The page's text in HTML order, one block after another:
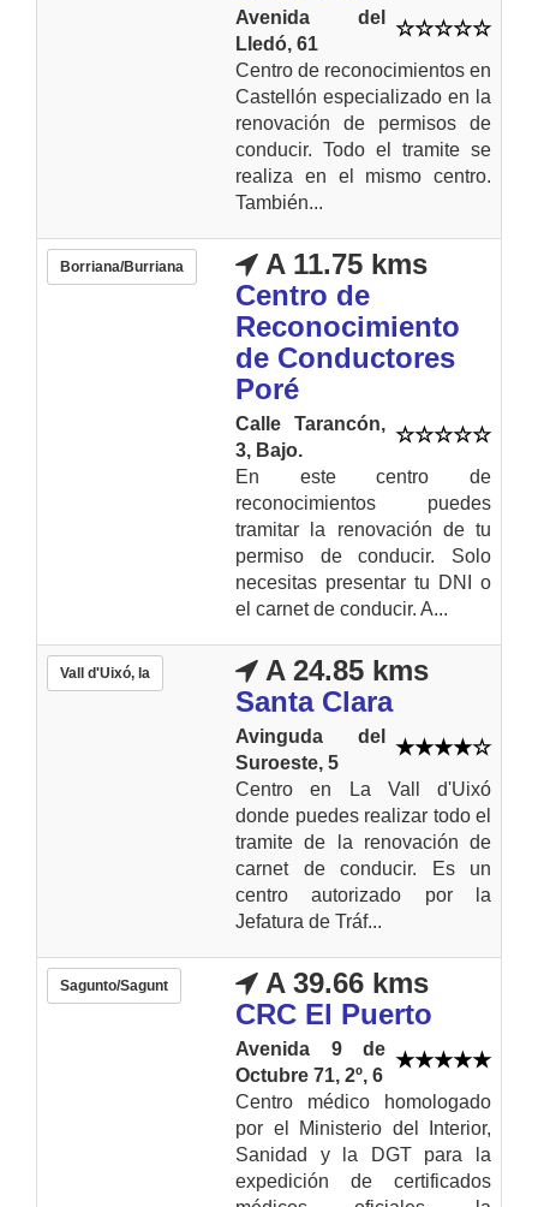
Avenida del
Lledó, 61
Centro de reconocimientos en
Castellón especializado en la
renovación de permisos de
conducir. Todo el tramite se
realiza en el mismo centro.
También...
Borriana/Burriana
A 11.75 kms
Centro de
Reconocimiento
de Conductores
Poré
Calle Tarancón,
3, Bajo.
En este centro de
reconocimientos puedes
tramitar la renovación de tu
permiso de conducir. Solo
necesitas presentar tu DNI o
el carnet de conducir. A...
Vall d'Uixó, la
A 24.85 kms
Santa Clara
Avinguda del
Suroeste, 5
Centro en La Vall d'Uixó
donde puedes realizar todo el
tramite de la renovación de
carnet de conducir. Es un
centro autorizado por la
Jefatura de Tráf...
Sagunto/Sagunt
A 39.66 kms
CRC El Puerto
Avenida 9 de
Octubre 71, 2º, 6
Centro médico homologado
por el Ministerio del Interior,
Sanidad y la DGT para la
expedición de certificados